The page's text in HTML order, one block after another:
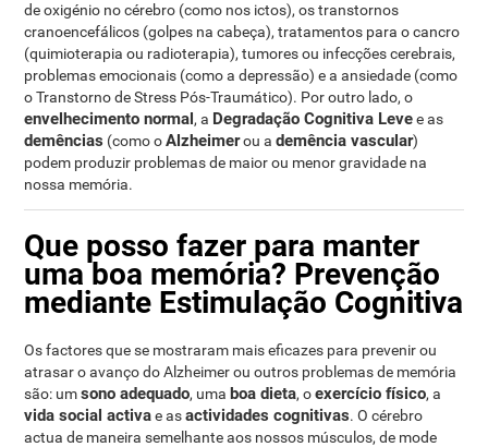
de oxigénio no cérebro (como nos ictos), os transtornos
cranoencefálicos (golpes na cabeça), tratamentos para o cancro
(quimioterapia ou radioterapia), tumores ou infecções cerebrais,
problemas emocionais (como a depressão) e a ansiedade (como
o Transtorno de Stress Pós-Traumático). Por outro lado, o
envelhecimento normal, a Degradação Cognitiva Levee as
demências (como oAlzheimerou ademência vascular)
podem produzir problemas de maior ou menor gravidade na
nossa memória.
Que posso fazer para manter
uma boa memória? Prevenção
mediante Estimulação Cognitiva
Os factores que se mostraram mais eficazes para prevenir ou
atrasar o avanço do Alzheimer ou outros problemas de memória
são: umsono adequado, uma boa dieta, oexercício físico, a
vida social activae asactividades cognitivas. O cérebro
actua de maneira semelhante aos nossos músculos, de mode